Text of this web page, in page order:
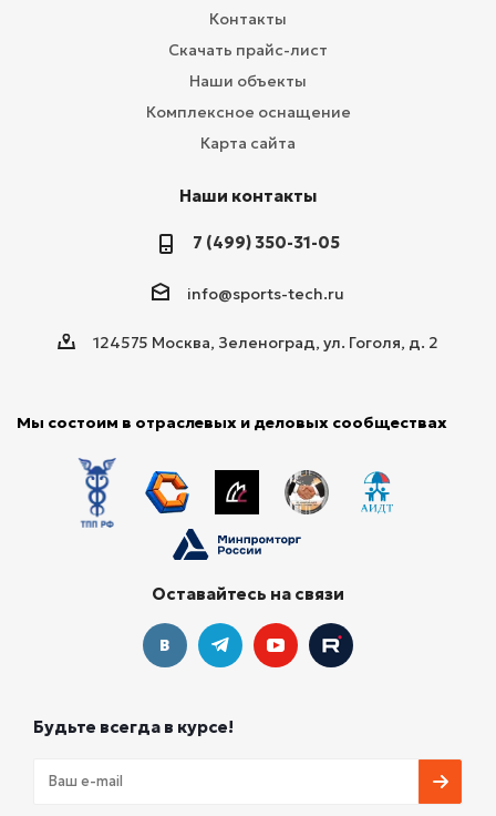
Контакты
Скачать прайс-лист
Наши объекты
Комплексное оснащение
Карта сайта
Наши контакты
7 (499) 350-31-05
info@sports-tech.ru
124575 Москва, Зеленоград, ул. Гоголя, д. 2
Мы состоим в отраслевых и деловых сообществах
Оставайтесь на связи
Будьте всегда в курсе!